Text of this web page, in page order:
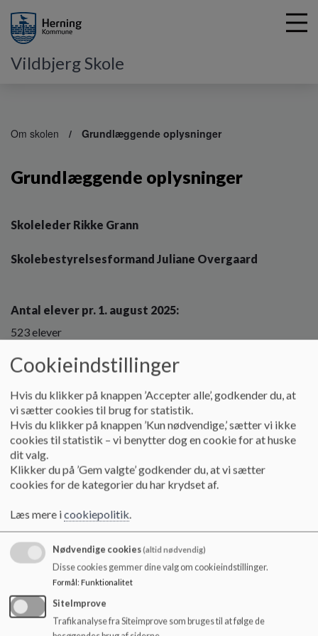
l
Vildbjerg Skole
Om skolen Grundlæggende oplysninger
Grundlæggende oplysninger
Skoleleder Rikke Grann
Skolebestyrelsesformand Juliane Overgaard
Antal elever pr. 1. august 2025:
523 elever
Antal medarbejdere pr. 1. august 2025
80 medarbejdere
Om selve skolen
Vildbjerg Skole er en folkeskole, der ligger i udkanten af
Vildbjerg by.
Vildbjerg Skole holder til i moderne bygninger, som blev
indviet i december 2007.
og administration. Der er desuden tre selvstændige
bygninger (klynger), der rummer henholdsvis indskoling,
mellemtrin og overbygning.
De enkelte lokaler er opført og indrettet efter moderne
standarder. De er velforsynede, store og lyse lokaler, hvor der
er god plads til de mange aktiviteter, der foregår i en dansk
Cookieindstillinger
Hvis du klikker på knappen ’Accepter alle’, godkender du, at
vi sætter cookies til brug for statistik.
Hvis du klikker på knappen ’Kun nødvendige,’ sætter vi ikke
cookies til statistik – vi benytter dog en cookie for at huske
dit valg.
Klikker du på ’Gem valgte’ godkender du, at vi sætter
cookies for de kategorier du har krydset af.
Læs mere icookiepolitik.
Nødvendige cookies(altid nødvendig)
Disse cookies gemmer dine valg om cookieindstillinger.
Formål: Funktionalitet
SiteImprove
Trafikanalyse fra Siteimprove som bruges til at følge de